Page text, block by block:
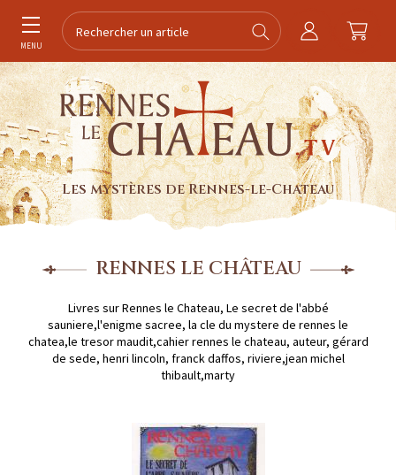
MENU
Les mystères de Rennes-le-Chateau
RENNES LE CHÂTEAU
Livres sur Rennes le Chateau, Le secret de l'abbé
sauniere,l'enigme sacree, la cle du mystere de rennes le
chatea,le tresor maudit,cahier rennes le chateau, auteur, gérard
de sede, henri lincoln, franck daffos, riviere,jean michel
thibault,marty